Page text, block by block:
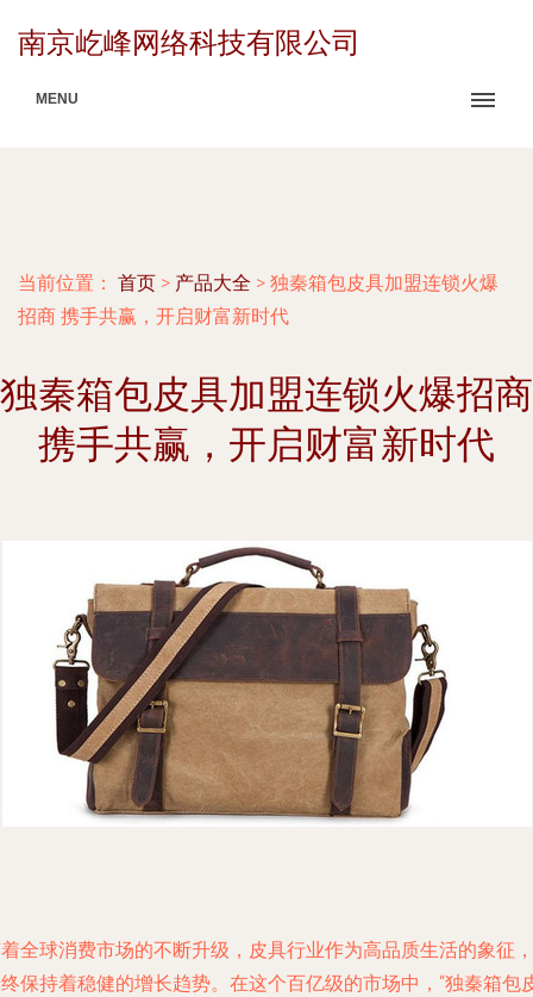
南京屹峰网络科技有限公司
MENU
当前位置： 首页 > 产品大全 > 独秦箱包皮具加盟连锁火爆
招商 携手共赢，开启财富新时代
独秦箱包皮具加盟连锁火爆招商
携手共赢，开启财富新时代
全球消费市场的不断升级，皮具行业作为高品质生活的象征，
保持着稳健的增长趋势。在这个百亿级的市场中，“独秦箱包